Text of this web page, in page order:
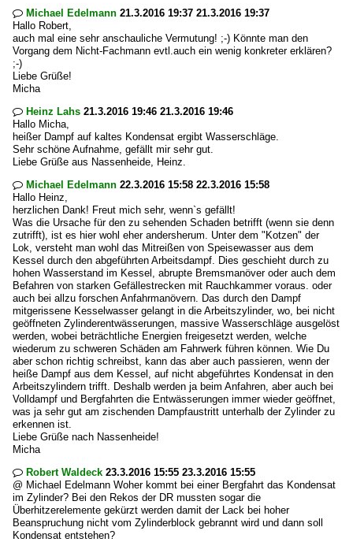
 Michael Edelmann 21.3.2016 19:37 21.3.2016 19:37
Hallo Robert,
auch mal eine sehr anschauliche Vermutung! ;-) Könnte man den
Vorgang dem Nicht-Fachmann evtl.auch ein wenig konkreter erklären?
;-)
Liebe Grüße!
Micha
 Heinz Lahs 21.3.2016 19:46 21.3.2016 19:46
Hallo Micha,
heißer Dampf auf kaltes Kondensat ergibt Wasserschläge.
Sehr schöne Aufnahme, gefällt mir sehr gut.
Liebe Grüße aus Nassenheide, Heinz.
 Michael Edelmann 22.3.2016 15:58 22.3.2016 15:58
Hallo Heinz,
herzlichen Dank! Freut mich sehr, wenn`s gefällt!
Was die Ursache für den zu sehenden Schaden betrifft (wenn sie denn
zutrifft), ist es hier wohl eher andersherum. Unter dem "Kotzen" der
Lok, versteht man wohl das Mitreißen von Speisewasser aus dem
Kessel durch den abgeführten Arbeitsdampf. Dies geschieht durch zu
hohen Wasserstand im Kessel, abrupte Bremsmanöver oder auch dem
Befahren von starken Gefällestrecken mit Rauchkammer voraus. oder
auch bei allzu forschen Anfahrmanövern. Das durch den Dampf
mitgerissene Kesselwasser gelangt in die Arbeitszylinder, wo, bei nicht
geöffneten Zylinderentwässerungen, massive Wasserschläge ausgelöst
werden, wobei beträchtliche Energien freigesetzt werden, welche
wiederum zu schweren Schäden am Fahrwerk führen können. Wie Du
aber schon richtig schreibst, kann das aber auch passieren, wenn der
heiße Dampf aus dem Kessel, auf nicht abgeführtes Kondensat in den
Arbeitszylindern trifft. Deshalb werden ja beim Anfahren, aber auch bei
Volldampf und Bergfahrten die Entwässerungen immer wieder geöffnet,
was ja sehr gut am zischenden Dampfaustritt unterhalb der Zylinder zu
erkennen ist.
Liebe Grüße nach Nassenheide!
Micha
 Robert Waldeck 23.3.2016 15:55 23.3.2016 15:55
@ Michael Edelmann Woher kommt bei einer Bergfahrt das Kondensat
im Zylinder? Bei den Rekos der DR mussten sogar die
Überhitzerelemente gekürzt werden damit der Lack bei hoher
Beanspruchung nicht vom Zylinderblock gebrannt wird und dann soll
Kondensat entstehen?